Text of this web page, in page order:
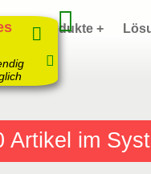
Artikel im
Produkte +